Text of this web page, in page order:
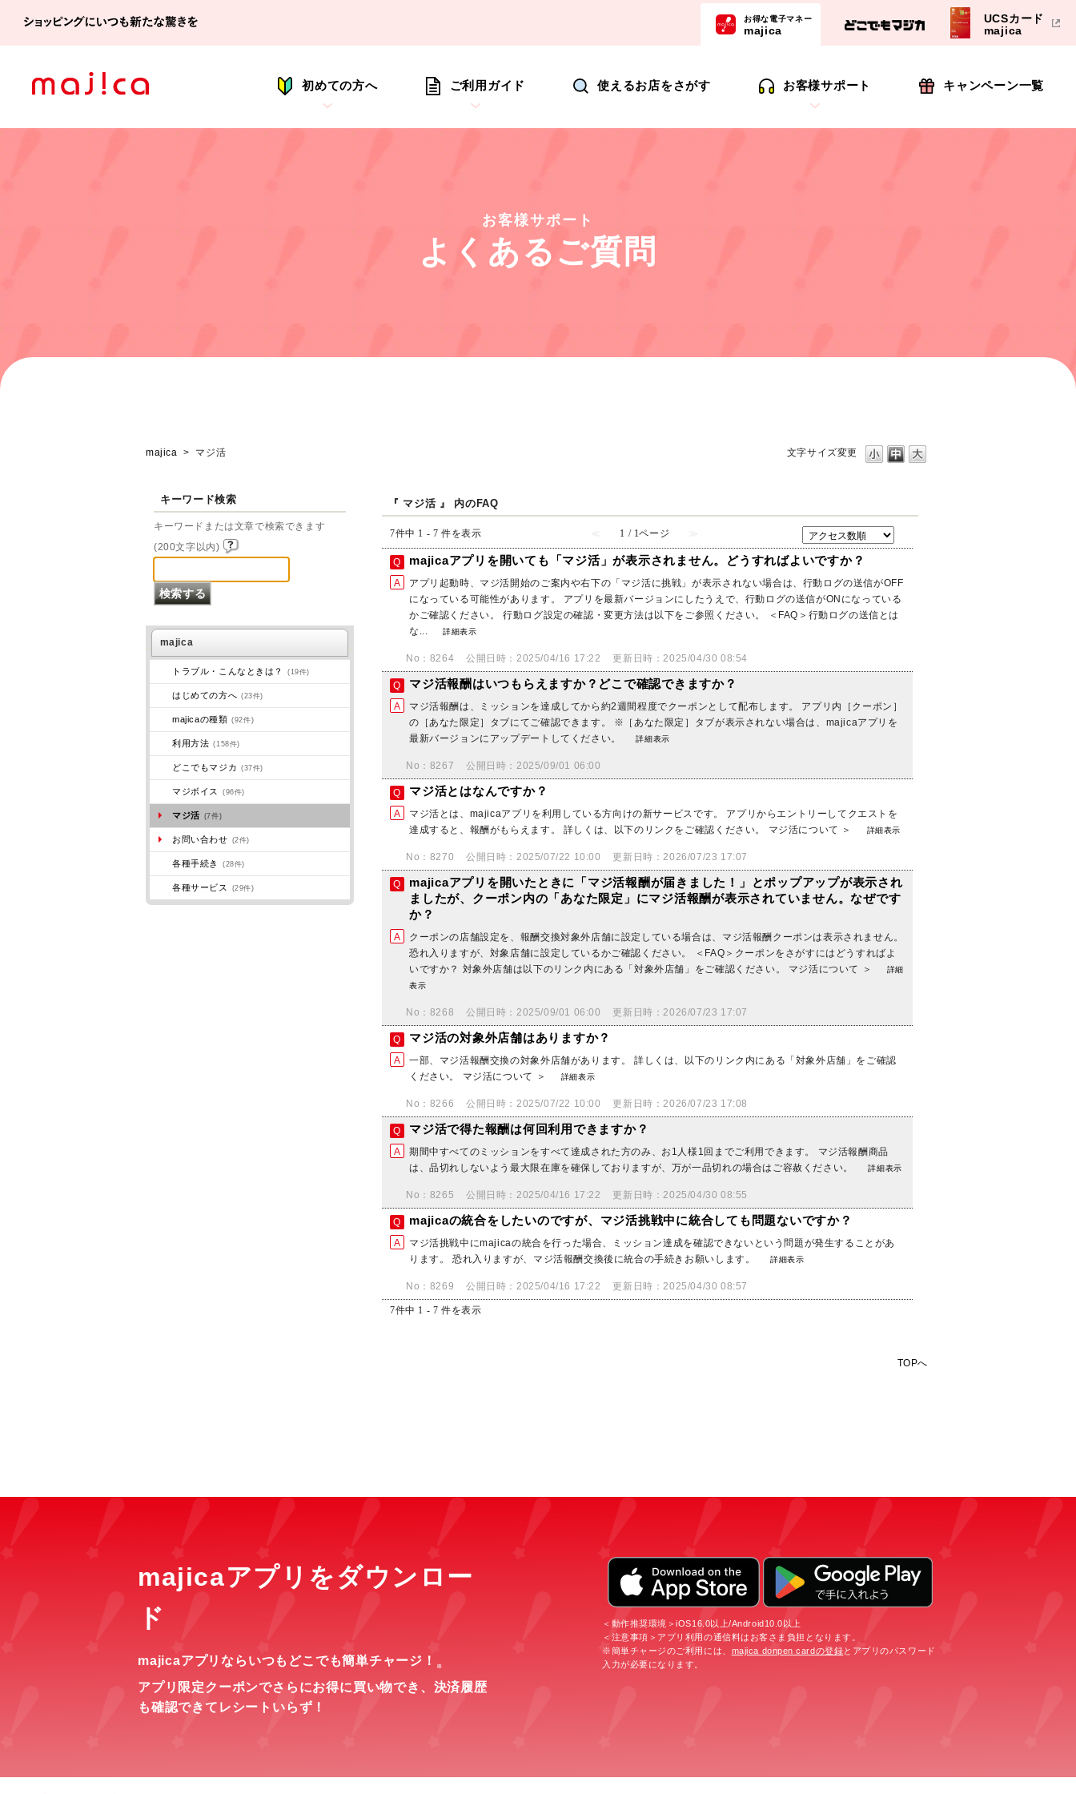
お得な電子マネー
majica
UCSカード
majica
初めての方へ ご利用ガイド 使えるお店をさがす お客様サポート キャンペーン一覧
お客様サポート
よくあるご質問
文字サイズ変更
majica > マジ活
キーワード検索
キーワードまたは文章で検索できます
(200文字以内)
majica
トラブル・こんなときは？ (19件)
はじめての方へ (23件)
majicaの種類 (92件)
利用方法 (158件)
どこでもマジカ (37件)
マジボイス (96件)
マジ活 (7件)
お問い合わせ (2件)
各種手続き (28件)
各種サービス (29件)
『 マジ活 』 内のFAQ
7件中 1 - 7 件を表示 ≪ 1 / 1ページ ≫
majicaアプリを開いても「マジ活」が表示されません。どうすればよいですか？
アプリ起動時、マジ活開始のご案内や右下の「マジ活に挑戦」が表示されない場合は、行動ログの送信がOFF
になっている可能性があります。 アプリを最新バージョンにしたうえで、行動ログの送信がONになっている
かご確認ください。 行動ログ設定の確認・変更方法は以下をご参照ください。 ＜FAQ＞行動ログの送信とは
な...
詳細表示
No：8264 公開日時：2025/04/16 17:22 更新日時：2025/04/30 08:54
マジ活報酬はいつもらえますか？どこで確認できますか？
マジ活報酬は、ミッションを達成してから約2週間程度でクーポンとして配布します。 アプリ内［クーポン］
の［あなた限定］タブにてご確認できます。 ※［あなた限定］タブが表示されない場合は、majicaアプリを
最新バージョンにアップデートしてください。
詳細表示
No：8267 公開日時：2025/09/01 06:00
マジ活とはなんですか？
マジ活とは、majicaアプリを利用している方向けの新サービスです。 アプリからエントリーしてクエストを
達成すると、報酬がもらえます。 詳しくは、以下のリンクをご確認ください。 マジ活について ＞
詳細表示
No：8270 公開日時：2025/07/22 10:00 更新日時：2026/07/23 17:07
majicaアプリを開いたときに「マジ活報酬が届きました！」とポップアップが表示され
ましたが、クーポン内の「あなた限定」にマジ活報酬が表示されていません。なぜです
か？
クーポンの店舗設定を、報酬交換対象外店舗に設定している場合は、マジ活報酬クーポンは表示されません。
恐れ入りますが、対象店舗に設定しているかご確認ください。 ＜FAQ＞クーポンをさがすにはどうすればよ
いですか？ 対象外店舗は以下のリンク内にある「対象外店舗」をご確認ください。 マジ活について ＞
詳細
表示
No：8268 公開日時：2025/09/01 06:00 更新日時：2026/07/23 17:07
マジ活の対象外店舗はありますか？
一部、マジ活報酬交換の対象外店舗があります。 詳しくは、以下のリンク内にある「対象外店舗」をご確認
ください。 マジ活について ＞
詳細表示
No：8266 公開日時：2025/07/22 10:00 更新日時：2026/07/23 17:08
マジ活で得た報酬は何回利用できますか？
期間中すべてのミッションをすべて達成された方のみ、お1人様1回までご利用できます。 マジ活報酬商品
は、品切れしないよう最大限在庫を確保しておりますが、万が一品切れの場合はご容赦ください。
詳細表示
No：8265 公開日時：2025/04/16 17:22 更新日時：2025/04/30 08:55
majicaの統合をしたいのですが、マジ活挑戦中に統合しても問題ないですか？
マジ活挑戦中にmajicaの統合を行った場合、ミッション達成を確認できないという問題が発生することがあ
ります。 恐れ入りますが、マジ活報酬交換後に統合の手続きお願いします。
詳細表示
No：8269 公開日時：2025/04/16 17:22 更新日時：2025/04/30 08:57
7件中 1 - 7 件を表示
TOPへ
majicaアプリをダウンロー
ド
majicaアプリならいつもどこでも簡単チャージ！ ※
アプリ限定クーポンでさらにお得に買い物でき、 決済履歴
も確認できてレシートいらず！
＜動作推奨環境＞iOS16.0以上/Android10.0以上
＜注意事項＞アプリ利用の通信料はお客さま負担となります。
※簡単チャージのご利用には、 majica donpen cardの登録とアプリのパスワード
入力が必要になります。